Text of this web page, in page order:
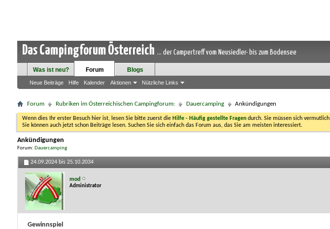
Das Campingforum Österreich ... der Campertreff vom Neusiedler- bis zum Bodensee
Was ist neu? Forum
Neue Beiträge Hilfe Kalender Aktionen Nützliche Links
Blogs
Forum Rubriken im Österreichischen Campingforum: Dauercamping Ankündigungen
Wenn dies Ihr erster Besuch hier ist, lesen Sie bitte zuerst die Hilfe - Häufig gestellte Fragen durch. Sie müssen sich vermutlich
Sie können auch jetzt schon Beiträge lesen. Suchen Sie sich einfach das Forum aus, das Sie am meisten interessiert.
Ankündigungen
Forum: Dauercamping
24.09.2024 bis 25.10.2034
mod
Administrator
Gewinnspiel